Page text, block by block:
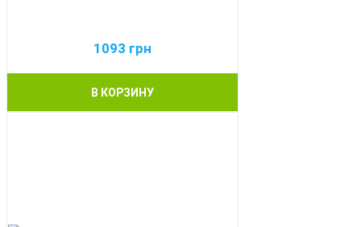
1093 грн
В КОРЗИНУ